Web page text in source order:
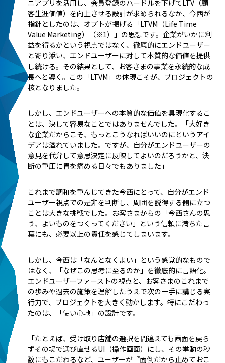
ニアプリを活用し、会員登録のハードルを下げてLTV（顧
客生涯価値）を向上させる設計が求められるなか、今西が
指針としたのは、オプトが掲げる「LTVM（Life Time
Value Marketing）（※1）」の思想です。企業がいかに利
益を得るかという視点ではなく、徹底的にエンドユーザー
と寄り添い、エンドユーザーに対して本質的な価値を提供
し続ける。その結果として、お客さまの事業を永続的な成
長へと導く。この「LTVM」の体現こそが、プロジェクトの
核となりました。
しかし、エンドユーザーへの本質的な価値を具現化するこ
とは、決して容易なことではありませんでした。「大好き
な企業だからこそ、もっとこうなればいいのにというアイ
デアは溢れていました。ですが、自分がエンドユーザーの
意見を代弁して意思決定に反映してよいのだろうかと、決
断の重圧に胃を痛める日々でもありました」
これまで調和を重んじてきた今西にとって、自分がエンド
ユーザー視点での是非を判断し、周囲を説得する側に立つ
ことは大きな挑戦でした。お客さまからの「今西さんの思
う、よいものをつくってください」という信頼に満ちた言
葉にも、必要以上の責任を感じてしまいます。
しかし、今西は「なんとなくよい」という感覚的なもので
はなく、「なぜこの思考に至るのか」を徹底的に言語化。
エンドユーザーファーストの視点と、お客さまのこれまで
の歩みや過去の施策を理解したうえで次の一手に講じる実
行力で、プロジェクトを大きく動かします。特にこだわっ
たのは、「使い心地」の設計です。
「たとえば、受け取り店舗の選択を間違えても画面を戻ら
ずその場で選び直せるUI（操作画面）にし、その挙動の秒
数にもこだわるなど、ユーザーが『面倒だから止めておこ